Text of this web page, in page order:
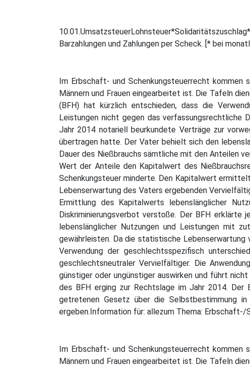
Barzahlungen und Zahlungen per Scheck. [* bei
Im Erbschaft- und Schenkungsteuerrecht
Männern und Frauen eingearbeitet ist. Die Tafeln
(BFH) hat kürzlich entschieden, dass die
Leistungen nicht gegen das verfassungsrechtliche
Jahr 2014 notariell beurkundete Verträge zur
übertragen hatte. Der Vater behielt sich den
Dauer des Nießbrauchs sämtliche mit den Anteilen
Wert der Anteile den Kapitalwert des
Schenkungsteuer minderte. Den Kapitalwert
Lebenserwartung des Vaters ergebenden
Ermittlung des Kapitalwerts lebenslänglicher
Diskriminierungsverbot verstoße. Der BFH
lebenslänglicher Nutzungen und Leistungen mit
gewährleisten. Da die statistische
Verwendung der geschlechtsspezifisch
geschlechtsneutraler Vervielfältiger. Die
günstiger oder ungünstiger auswirken und führt
des BFH erging zur Rechtslage im Jahr 2014.
getretenen Gesetz über die Selbstbestimmung
ergeben.Information für: allezum Thema:
Im Erbschaft- und Schenkungsteuerrecht
Männern und Frauen eingearbeitet ist. Die Tafeln